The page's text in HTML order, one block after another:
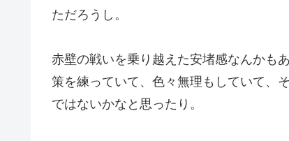
ただろうし。
赤壁の戦いを乗り越えた安堵感なんかも
策を練っていて、色々無理もしていて、
ではないかなと思ったり。